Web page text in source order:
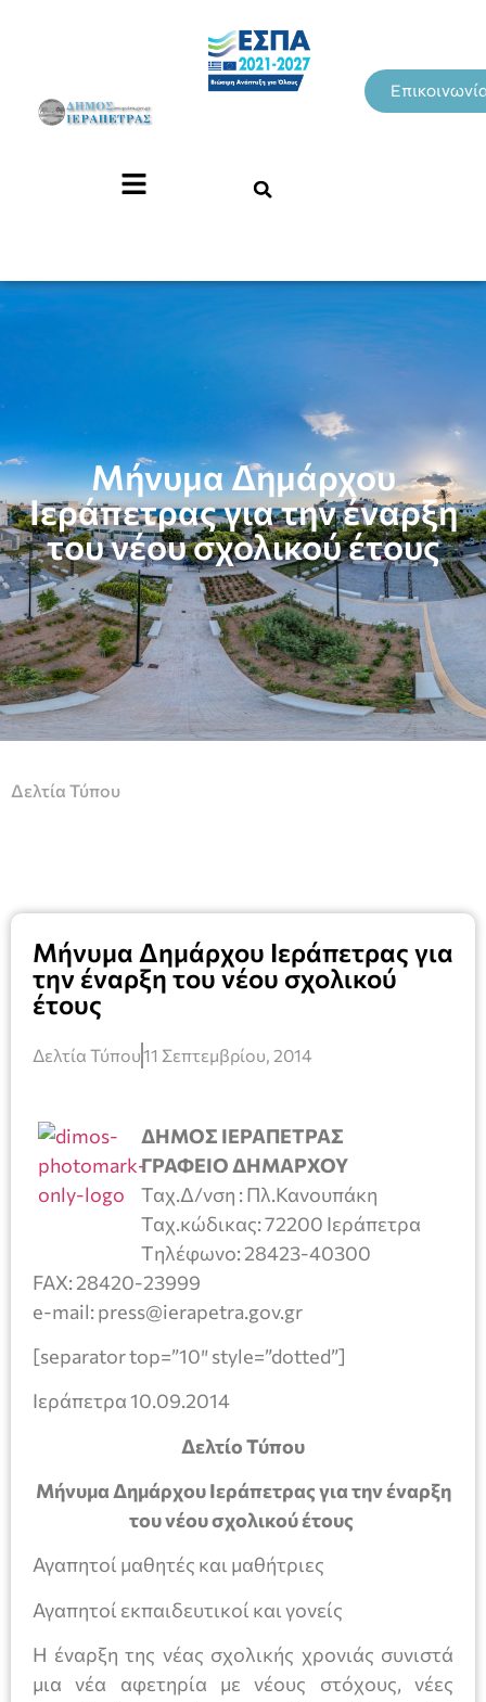
Μήνυμα Δημάρχου
Ιεράπετρας για την έναρξη
του νέου σχολικού έτους
Δελτία Τύπου
Μήνυμα Δημάρχου Ιεράπετρας για
την έναρξη του νέου σχολικού
έτους
Δελτία Τύπου11 Σεπτεμβρίου, 2014
ΔΗΜΟΣ ΙΕΡΑΠΕΤΡΑΣ
ΓΡΑΦΕΙΟ ΔΗΜΑΡΧΟΥ
Ταχ.Δ/νση : Πλ.Κανουπάκη
Ταχ.κώδικας: 72200 Ιεράπετρα
Tηλέφωνο: 28423-40300
FAX: 28420-23999
e-mail: press@ierapetra.gov.gr
[separator top=”10″ style=”dotted”]
Ιεράπετρα 10.09.2014
Δελτίο Τύπου
Μήνυμα Δημάρχου Ιεράπετρας για την έναρξη
του νέου σχολικού έτους
Αγαπητοί μαθητές και μαθήτριες
Αγαπητοί εκπαιδευτικοί και γονείς
Η έναρξη της νέας σχολικής χρονιάς συνιστά
μια νέα αφετηρία με νέους στόχους, νέες